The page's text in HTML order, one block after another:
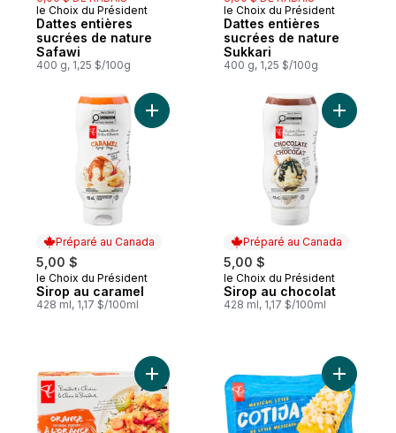
Coup de cœur
le Choix du Président
Dattes entières
sucrées de nature
Safawi
400 g, 1,25 $/100g
Coup de cœur
le Choix du Président
Dattes entières
sucrées de nature
Sukkari
400 g, 1,25 $/100g
Préparé au Canada
5,00 $
Préparé au Canada
le Choix du Président
Sirop au caramel
428 ml, 1,17 $/100ml
Ajouter Sirop au caramel au panier
Préparé au Canada
5,00 $
Préparé au Canada
le Choix du Président
Sirop au chocolat
428 ml, 1,17 $/100ml
Ajouter
Ajouter Poulet à l'orange au panierAjouter